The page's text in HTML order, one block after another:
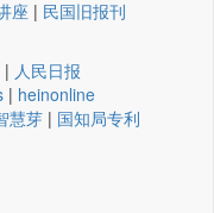
座 | 民国旧报刊
| 人民日报
| heinonline
慧芽 | 国知局专利